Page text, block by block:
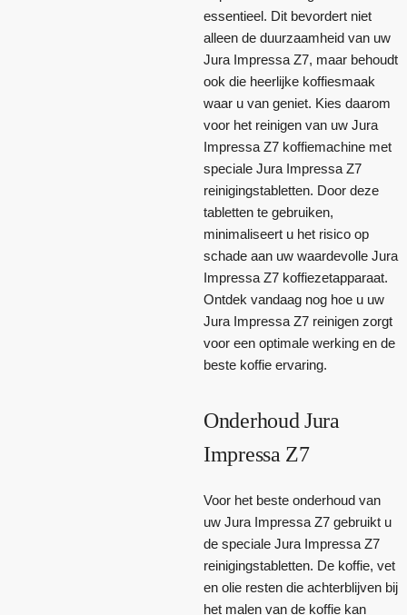
essentieel. Dit bevordert niet
alleen de duurzaamheid van uw
Jura Impressa Z7, maar behoudt
ook die heerlijke koffiesmaak
waar u van geniet. Kies daarom
voor het reinigen van uw Jura
Impressa Z7 koffiemachine met
speciale Jura Impressa Z7
reinigingstabletten. Door deze
tabletten te gebruiken,
minimaliseert u het risico op
schade aan uw waardevolle Jura
Impressa Z7 koffiezetapparaat.
Ontdek vandaag nog hoe u uw
Jura Impressa Z7 reinigen zorgt
voor een optimale werking en de
beste koffie ervaring.
Onderhoud Jura
Impressa Z7
Voor het beste onderhoud van
uw Jura Impressa Z7 gebruikt u
de speciale Jura Impressa Z7
reinigingstabletten. De koffie, vet
en olie resten die achterblijven bij
het malen van de koffie kan